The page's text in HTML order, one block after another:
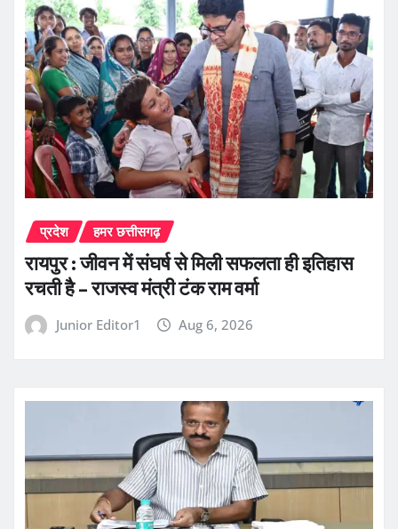
प्रदेश हमर छत्तीसगढ़
रायपुर : जीवन में संघर्ष से मिली सफलता ही इतिहास
रचती है – राजस्व मंत्री टंक राम वर्मा
Junior Editor1 Aug 6, 2026